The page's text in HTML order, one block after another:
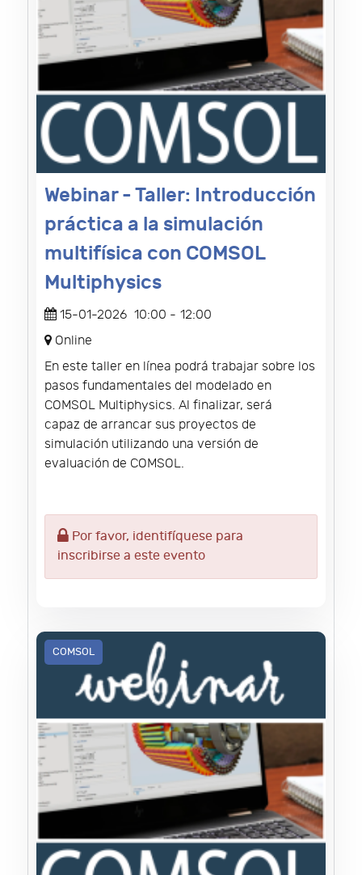
Webinar - Taller: Introducción
práctica a la simulación
multifísica con COMSOL
Multiphysics
15-01-2026 10:00 - 12:00
Online
En este taller en línea podrá trabajar sobre los
pasos fundamentales del modelado en
COMSOL Multiphysics. Al finalizar, será
capaz de arrancar sus proyectos de
simulación utilizando una versión de
evaluación de COMSOL.
Por favor, identifíquese para
inscribirse a este evento
COMSOL